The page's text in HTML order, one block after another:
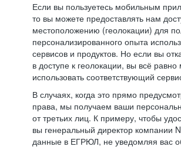
Если вы пользуетесь мобильным
то вы можете предоставлять нам
местоположению (геолокации) для
персонализированного опыта
сервисов и продуктов. Но если вы
в доступе к геолокации, вы всё
использовать соответствующий
В случаях, когда это прямо
права, мы получаем ваши
от третьих лиц. К примеру, чтобы
вы генеральный директор компании
данные в ЕГРЮЛ, не уведомляя вас